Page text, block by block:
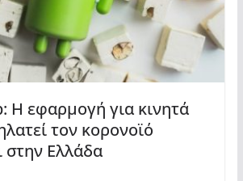
Η εφαρμογή για κινητά
τον κορονοϊό
στην Ελλάδα